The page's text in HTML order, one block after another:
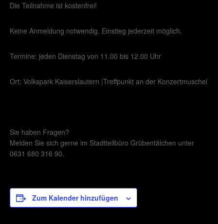
Die Teilnahme ist kostenfrei!
Keine Anmeldung notwendig. Einstieg jederzeit möglich.
Termine: jeden Dienstag von 11.00 bis 12.00 Uhr
Ort: Volkspark Kaiserslautern |Treffpunkt an der Konzertmuschel
Sie haben Fragen?
Melden Sie sich gerne im Stadtteilbüro Grübentälchen unter
0631 680 316 90.
Zum Kalender hinzufügen